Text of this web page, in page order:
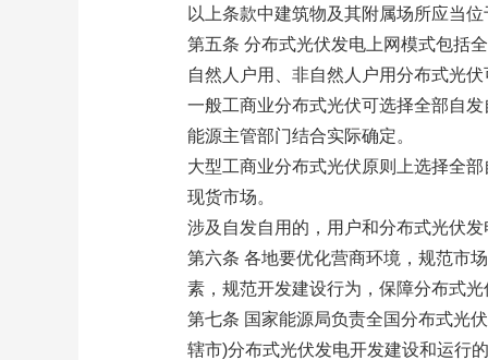
以上条款中建筑物及其附属场所应当
第五条 分布式光伏发电上网模式包括
自然人户用、非自然人户用分布式光
一般工商业分布式光伏可选择全部自
能源主管部门结合实际确定。
大型工商业分布式光伏原则上选择全
现货市场。
涉及自发自用的，用户和分布式光伏
第六条 各地要优化营商环境，规范市
素，规范开发建设行为，保障分布式
第七条 国家能源局负责全国分布式光
辖市)分布式光伏发电开发建设和运行